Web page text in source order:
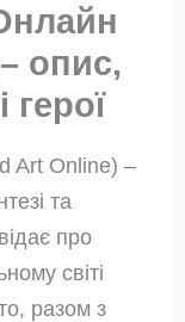
опис,
герої
Art Online) –
та
про
світі
разом з